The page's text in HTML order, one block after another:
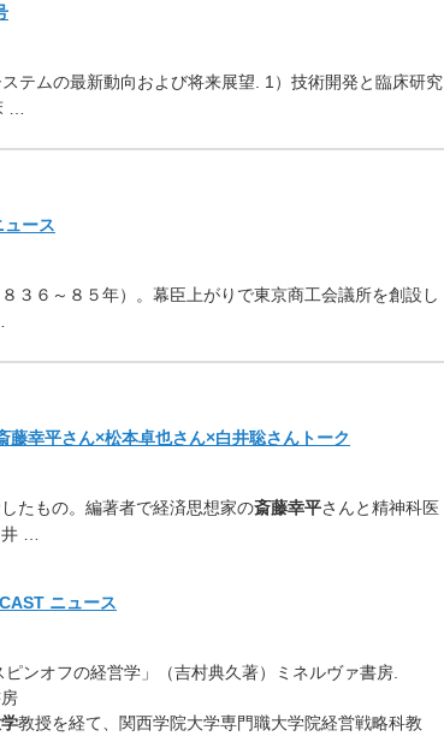
テムの最新動向および将来展望. 1）技術開発と臨床研究
…
ュース
８３６～ ８５年）。幕臣上がりで東京商工会議所を創設し
幸平さん×松本卓也さん×白井聡さんトーク
たもの。 編著者で経済思想家の斎藤幸平さんと精神科医
…
ニュース
ンオフの経営学」（吉村典久著）ミネルヴァ書房.
教授を経て、関西学院大学専門職大学院経営戦略科教